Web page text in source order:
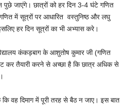
पुछे जाएंगे। छात्रों को हर दिन 3-4 घंटे गणित
में सूत्रों पर आधारित वस्तुनिष्ठ और लघु
हर दिन सूत्रों का भी अभ्यास करे।
कंकड़बाग के आशुतोष कुमार जी (गणित
कर तैयारी करने से अच्छा है कि छात्र अधिक से
वह दिमाग में पूरी तरह से बैठ न जाए। इस बात